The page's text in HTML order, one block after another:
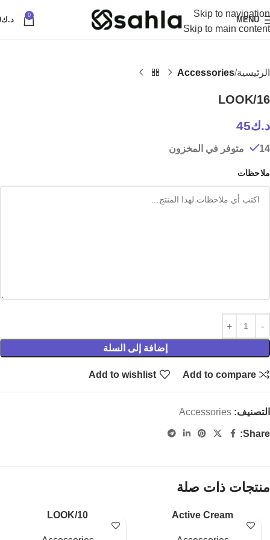
Skip to navigation
Skip to main content
MENU
0
د.ك Click to enlarge
الرئيسية Accessories
LOOK/16
د.ك45
14 متوفر في المخزون
ملاحظات
إضافة إلى السلة
Add to compare
Add to wishlist
التصنيف: Accessories
Share:
منتجات ذات صلة
Active Cream
LOOK/10